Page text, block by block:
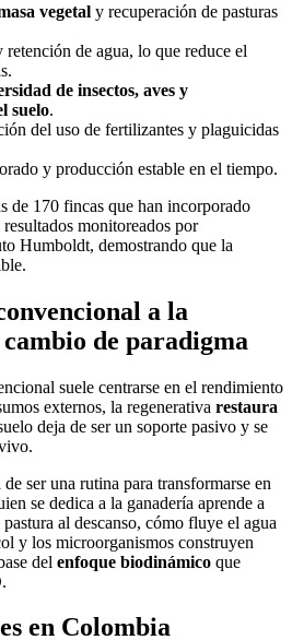
vegetal y recuperación de pasturas
retención de agua, lo que reduce el
de insectos, aves y
suelo.
del uso de fertilizantes y plaguicidas
y producción estable en el tiempo.
de 170 fincas que han incorporado
monitoreados por
Humboldt, demostrando que la
a la
de paradigma
suele centrarse en el rendimiento
externos, la regenerativa restaura
deja de ser un soporte pasivo y se
ser una rutina para transformarse en
se dedica a la ganadería aprende a
al descanso, cómo fluye el agua
y los microorganismos construyen
del enfoque biodinámico que
en Colombia